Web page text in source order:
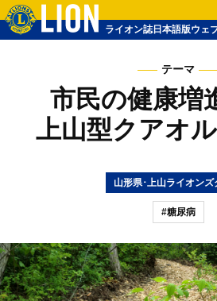
ライオン誌日本語版ウェ
テーマ
市民の健康増
上山型クアオ
山形県･上山ライオンズ
#糖尿病